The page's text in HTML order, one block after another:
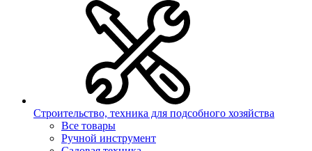
Строительство, техника для подсобного хозяйства
Все товары
Ручной инструмент